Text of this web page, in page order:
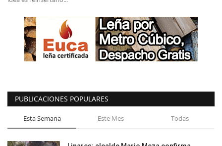
PUBLICACIONES POPULARES
Esta Semana Este Mes Todas